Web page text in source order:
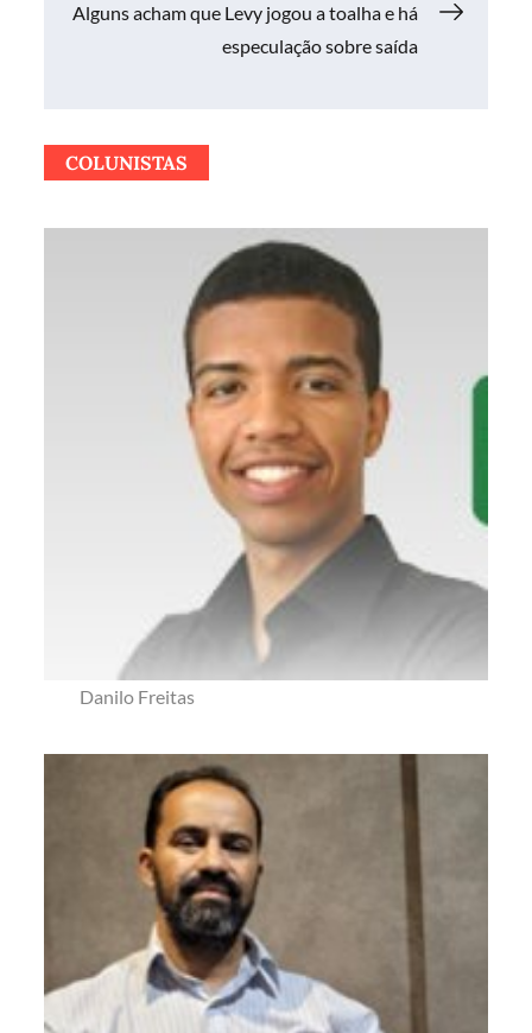
Alguns acham que Levy jogou a toalha e há
especulação sobre saída
COLUNISTAS
Danilo Freitas